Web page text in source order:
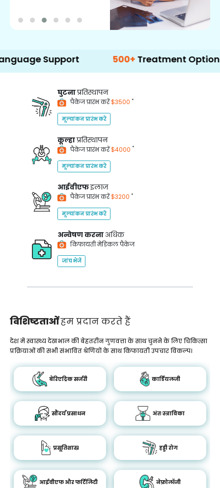
Support 500+ Treatment Options
घुटनाप्रतिस्थापन
पैकेज प्रारंभ करें$3500 *
मूल्यांकन प्रारंभ करें
कूल्हाप्रतिस्थापन
पैकेज प्रारंभ करें$4000 *
मूल्यांकन प्रारंभ करें
आईवीएफइलाज
पैकेज प्रारंभ करें$3200 *
मूल्यांकन प्रारंभ करें
अन्वेषण करना अधिक
किफायती मेडिकल पैकेज
जांच भेजें
विशिष्टताओंहम प्रदान करते हैं
देश में स्वास्थ्य देखभाल की बेहतरीन गुणवत्ता के साथ चुनने के लिए चिकित्सा
प्रक्रियाओं की सभी संभावित श्रेणियों के साथ किफायती उपचार विकल्प।
बेरिएट्रिक सर्जरी कार्डियलजी
सौंदर्य प्रसाधन अंतःस्त्राविका
प्रसूतिशास्र हड्डी रोग
आईवीएफ और फर्टिलिटी नेफ्रोलॉजी